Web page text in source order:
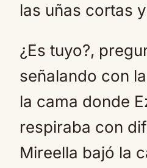
las uñas cortas
¿Es tuyo?,
señalando con
la cama donde
respiraba con
Mireella bajó la